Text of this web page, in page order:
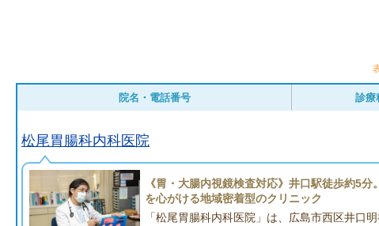
院名・電話番号 診療
松尾胃腸科内科医院
《胃・大腸内視鏡検査対応》井口駅徒歩約5分
を心がける地域密着型のクリニック
「松尾胃腸科内科医院」は、広島市西区井口